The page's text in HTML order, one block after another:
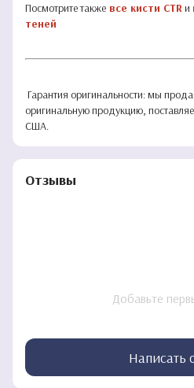
Посмотрите также все кисти CTRи
теней
Гарантия оригинальности: мы
оригинальную продукцию,
США.
Отзывы
Добавьте
Написать